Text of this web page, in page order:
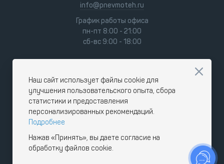
info@pnevmoteh.ru
График работы офиса
пн-пт 8:00 - 21:00
сб-вс 9:00 - 18:00
Наш сайт использует файлы cookie для
улучшения пользовательского опыта, сбора
статистики и предоставления
персонализированных рекомендаций.
Подробнее
Нажав «Принять», вы даете согласие на
обработку файлов cookie.